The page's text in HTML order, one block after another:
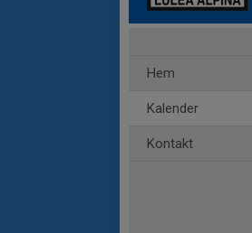
Hem
Kalender
Kontakt